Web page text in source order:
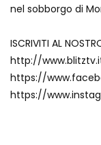
Due
nel sobborgo di
ISCRIVITI AL
http://
https://
https://